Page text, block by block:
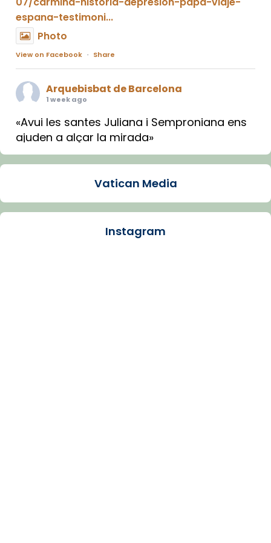
espana-testimoni...
Photo
View on Facebook · Share
Arquebisbat de Barcelona
1 week ago
«Avui les santes Juliana i Semproniana ens
ajuden a alçar la mirada»
Mons. Sergi Gordo, bisbe de Tortosa, ha
Santes de Mataró.
🔗tinyurl.com/cvu5jmbk
Vatican Media
Instagram